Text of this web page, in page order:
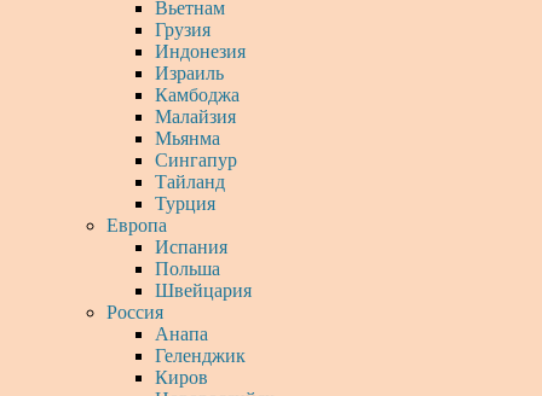
Вьетнам
Грузия
Индонезия
Израиль
Камбоджа
Малайзия
Мьянма
Сингапур
Тайланд
Турция
Европа
Испания
Польша
Швейцария
Россия
Анапа
Геленджик
Киров